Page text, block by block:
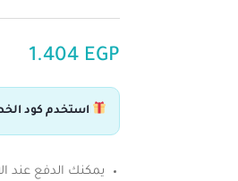
1.404 EGP
استخدم كود
يمكنك الدفع عند